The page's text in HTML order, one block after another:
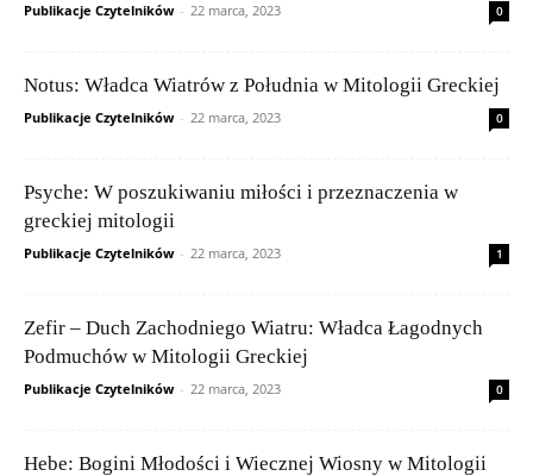
Publikacje Czytelników - 22 marca, 2023 0
Notus: Władca Wiatrów z Południa w Mitologii Greckiej
Publikacje Czytelników - 22 marca, 2023 0
Psyche: W poszukiwaniu miłości i przeznaczenia w
greckiej mitologii
Publikacje Czytelników - 22 marca, 2023 1
Zefir – Duch Zachodniego Wiatru: Władca Łagodnych
Podmuchów w Mitologii Greckiej
Publikacje Czytelników - 22 marca, 2023 0
Hebe: Bogini Młodości i Wiecznej Wiosny w Mitologii